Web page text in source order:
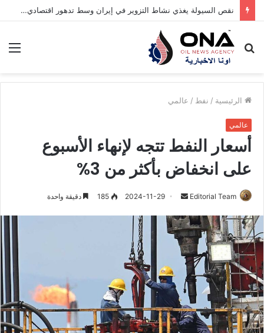
تباطؤ سوق الإسكان البريطانية في الصيف يتجاوز المعدلات المعتادة
بحث
الرئيسية / نفط / عالمي
عالمي
أسعار النفط تتجه لإنهاء الأسبوع
على انخفاض بأكثر من 3%
Editorial Team
س
ل
ب
د
ا
إ
2024-11-29
185 دقيقة واحدة